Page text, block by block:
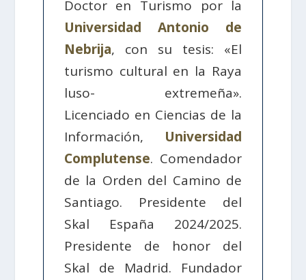
Doctor en Turismo por la
Universidad Antonio de
Nebrija, con su tesis: «El
turismo cultural en la Raya
luso- extremeña».
Licenciado en Ciencias de la
Información, Universidad
Complutense. Comendador
de la Orden del Camino de
Santiago. Presidente del
Skal España 2024/2025.
Presidente de honor del
Skal de Madrid. Fundador